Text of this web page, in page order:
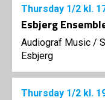
Thursday 1/2 kl.
Esbjerg
Audiograf Music /
Esbjerg
Thursday 1/2 kl.